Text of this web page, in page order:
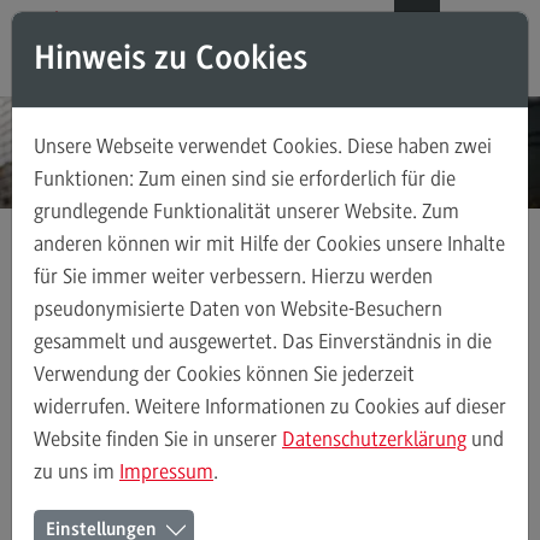
Direkt zum Inhalt
Direkt zum Hauptmenu
Direkt zum Footer
Modul-O-Mat
Masterstudiengänge
Accounting, Controlling, Taxation
Accounting, Controlling, Taxation
Modulangebot
Berufsperspektiven
Kontakt
Advanced Practice in Healthcare
Advanced Practice in Healthcare
Rahmenbedingungen
Anmeldung Infoveranstaltungen Master Insights Heidenheim
Master Insights on Campus -
Heidenheim
Die Veranstaltung Master Insights on Campus hat bereits
Hinweis zu Cookies
Unsere Webseite verwendet Cookies. Diese haben zwei
Funktionen: Zum einen sind sie erforderlich für die
grundlegende Funktionalität unserer Website. Zum
anderen können wir mit Hilfe der Cookies unsere Inhalte
für Sie immer weiter verbessern. Hierzu werden
pseudonymisierte Daten von Website-Besuchern
gesammelt und ausgewertet. Das Einverständnis in die
Verwendung der Cookies können Sie jederzeit
widerrufen. Weitere Informationen zu Cookies auf dieser
Website finden Sie in unserer Datenschutzerklärung und
zu uns im Impressum.
Einstellungen